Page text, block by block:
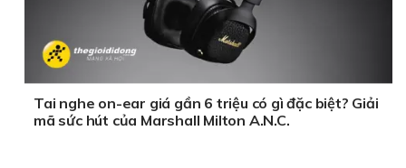
Tai nghe on-ear giá gần 6 triệu có gì đặc biệt? Giải
mã sức hút của Marshall Milton A.N.C.